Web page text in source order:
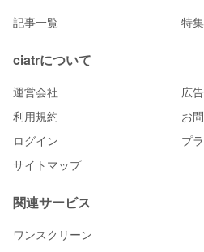
記事一覧 特
ciatrについて
運営会社
広
利用規約
お
ログイン
プ
サイトマップ
関連サービス
ワンスクリーン